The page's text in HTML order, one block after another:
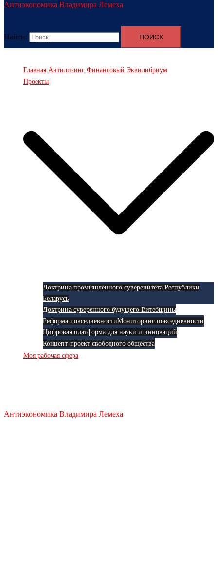
Антиэкономика Владимира Лемеха
Найти:
Главная Антилизинг Финансовый Эквилибриум
Проекты
Доктрина промышленного суверенитета Республики
Беларусь
Доктрина суверенного будущего Витебщины
Реформа повседневностиМониторинг повседневности
Цифровая платформа для науки и инноваций
Концепт-проект свободного общества
Моя рабочая сфера
Антиэкономика Владимира Лемеха